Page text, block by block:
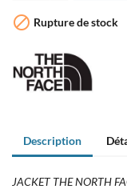
 Rupture de stock
Description
JACKET THE NORTH